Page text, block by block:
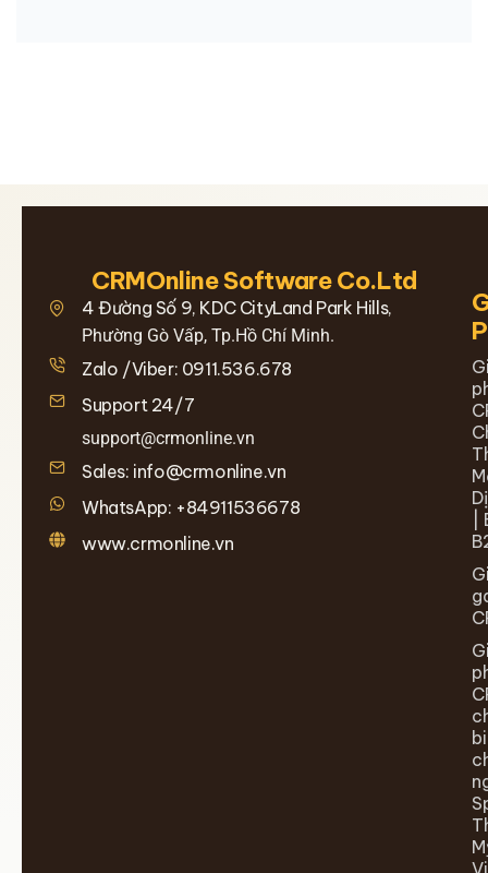
CRMOnline Software Co.Ltd
4 Đường Số 9, KDC CityLand Park Hills,
Phường Gò Vấp, Tp.Hồ Chí Minh.
Zalo /Viber: 0911.536.678
Support 24/7
support@crmonline.vn
Sales: info@crmonline.vn
WhatsApp: +84911536678
www.crmonline.vn